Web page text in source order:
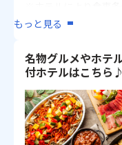
※夕食付ホテルご利用
ルへのご到着が遅く
ください。
※朝食付ホテルご利用
意ください。
※ホテルに関する【
は、『旅行条件』内
リックして詳細をご
もっと見る
名物グルメやホテ
付ホテルはこちら♪